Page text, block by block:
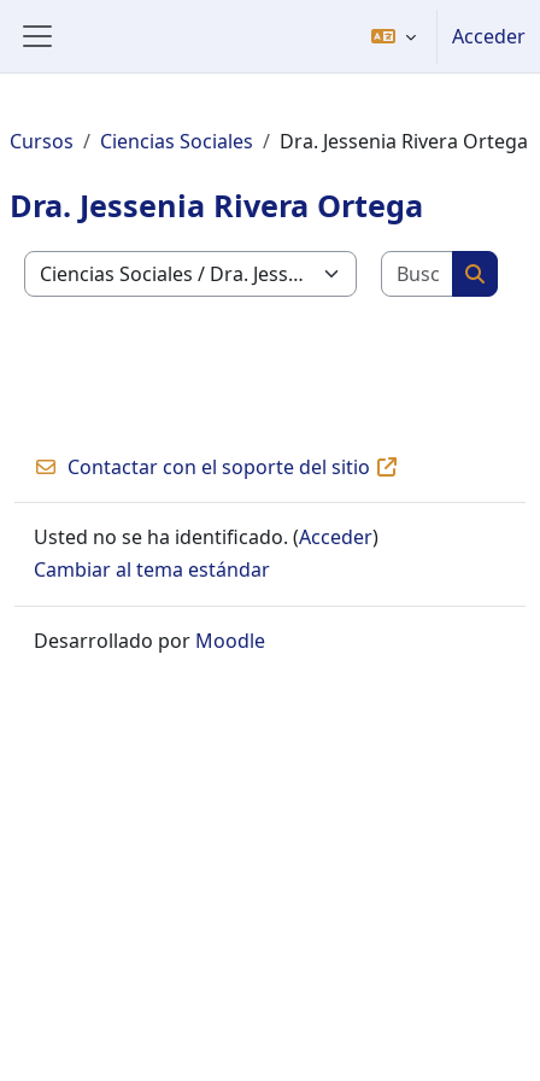
Acceder
Cursos Ciencias Sociales Dra. Jessenia Rivera Ortega
Dra. Jessenia Rivera Ortega
Categorías
Buscar
Contactar con el soporte del sitio
Usted no se ha identificado. (Acceder)
Cambiar al tema estándar
Desarrollado por Moodle